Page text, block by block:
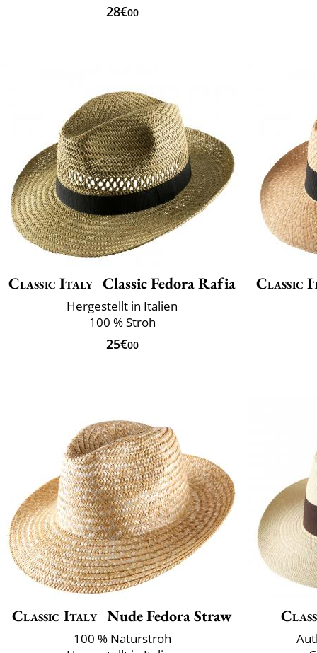
28€00
Classic Italy Classic Fedora Rafia
Hergestellt in Italien
100 % Stroh
25€00
Classic
Classic Italy Nude Fedora Straw
100 % Naturstroh